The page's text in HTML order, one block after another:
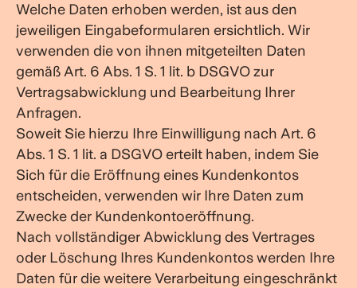
Welche Daten erhoben werden, ist aus den
jeweiligen Eingabeformularen ersichtlich. Wir
verwenden die von ihnen mitgeteilten Daten
gemäß Art. 6 Abs. 1 S. 1 lit. b DSGVO zur
Vertragsabwicklung und Bearbeitung Ihrer
Anfragen.
Soweit Sie hierzu Ihre Einwilligung nach Art. 6
Abs. 1 S. 1 lit. a DSGVO erteilt haben, indem Sie
Sich für die Eröffnung eines Kundenkontos
entscheiden, verwenden wir Ihre Daten zum
Zwecke der Kundenkontoeröffnung.
Nach vollständiger Abwicklung des Vertrages
oder Löschung Ihres Kundenkontos werden Ihre
Daten für die weitere Verarbeitung eingeschränkt